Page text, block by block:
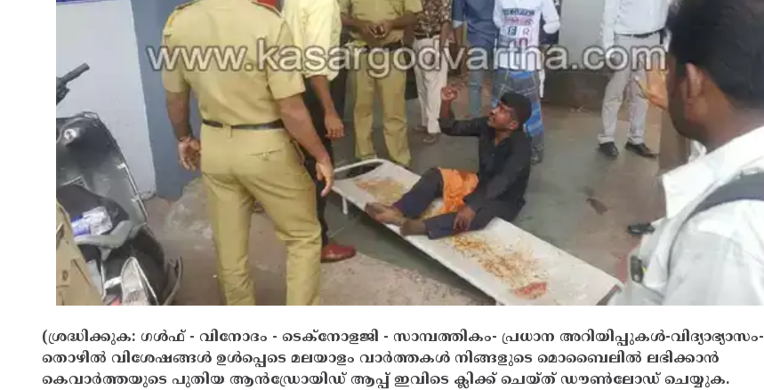
(ശ്രദ്ധിക്കുക: ഗൾഫ് - വിനോദം - ടെക്നോളജി - സാമ്പത്തികം- പ്രധാന അറിയിപ്പുകൾ-വിദ്യാഭ്യാസം-
തൊഴിൽ വിശേഷങ്ങൾ ഉൾപ്പെടെ മലയാളം വാർത്തകൾ നിങ്ങളുടെ മൊബൈലിൽ ലഭിക്കാൻ
കെവാർത്തയുടെ പുതിയ ആൻഡ്രോയിഡ് ആപ്പ് ഇവിടെ ക്ലിക്ക് ചെയ്ത് ഡൗൺലോഡ് ചെയ്യുക.